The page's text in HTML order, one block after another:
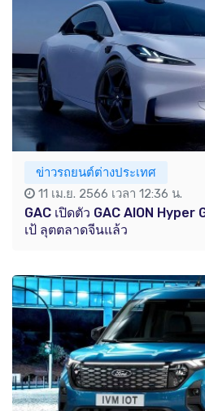
ข่าวรถยนต์ต่างประเทศ
11 เม.ย. 2566 เวลา 12:36 น.
GAC เปิดตัว GAC AION
เป้ ลุตตลาดจีนแล้ว